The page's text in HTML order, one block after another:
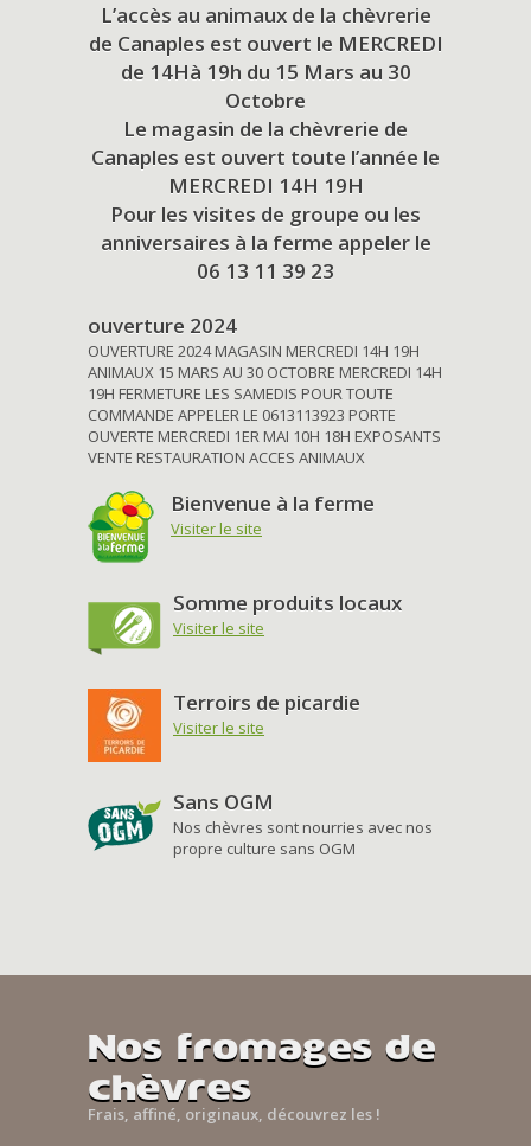
L’accès au animaux de la chèvrerie
de Canaples est ouvert le MERCREDI
de 14Hà 19h du 15 Mars au 30
Octobre
Le magasin de la chèvrerie de
Canaples est ouvert toute l’année le
MERCREDI 14H 19H
Pour les visites de groupe ou les
anniversaires à la ferme appeler le
06 13 11 39 23
ouverture 2024
OUVERTURE 2024 MAGASIN MERCREDI 14H 19H
ANIMAUX 15 MARS AU 30 OCTOBRE MERCREDI 14H
19H FERMETURE LES SAMEDIS POUR TOUTE
COMMANDE APPELER LE 0613113923 PORTE
OUVERTE MERCREDI 1ER MAI 10H 18H EXPOSANTS
VENTE RESTAURATION ACCES ANIMAUX
Bienvenue à la ferme
Visiter le site
Somme produits locaux
Visiter le site
Terroirs de picardie
Visiter le site
Sans OGM
Nos chèvres sont nourries avec nos
propre culture sans OGM
Nos fromages de
chèvres
Frais, affiné, originaux, découvrez les !